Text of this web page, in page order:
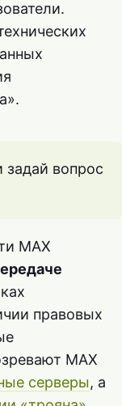
задай вопрос
MAX
правовых
MAX
серверы, а